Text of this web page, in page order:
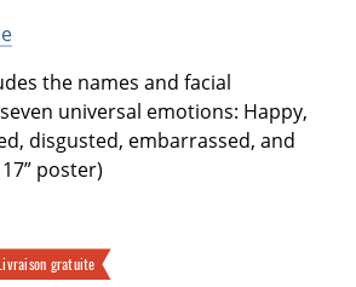
the names and facial
universal emotions: Happy,
disgusted, embarrassed, and
poster)
gratuite